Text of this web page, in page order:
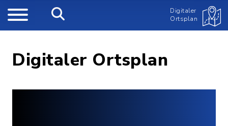
Digitaler
Ortsplan
Digitaler Ortsplan